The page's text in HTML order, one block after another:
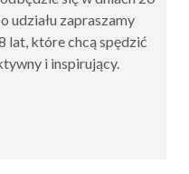
udziału zapraszamy
lat, które chcą spędzić
i inspirujący.